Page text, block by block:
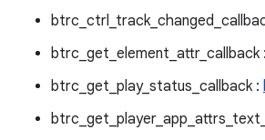
btrc_get_element_attr_callback :
btrc_get_play_status_callback :